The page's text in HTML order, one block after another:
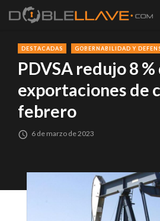
DESTACADAS GOBERNABILIDAD Y
PDVSA redujo 8 %
exportaciones de
febrero
6 de marzo de 2023